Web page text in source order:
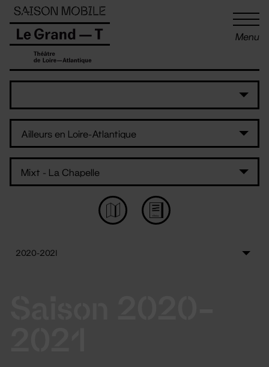
Menu
Panneau de gestion des cookies